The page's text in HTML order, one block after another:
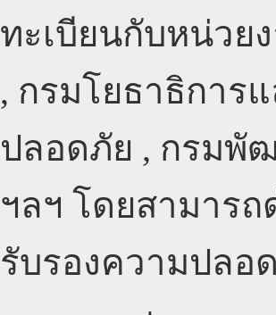
ทะเบียนกับหน่วย
, กรมโยธาธิการ
ปลอดภัย , กรมพั
ฯลฯ โดยสามาร
รับรองความปลอ